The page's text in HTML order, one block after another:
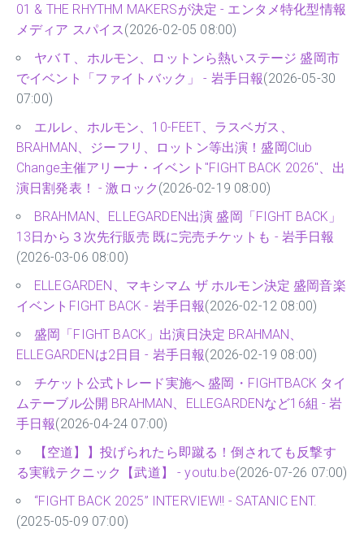
01 & THE RHYTHM MAKERSが決定 - エンタメ特化型情報
メディア スパイス(2026-02-05 08:00)
ヤバＴ、ホルモン、ロットンら熱いステージ 盛岡市
でイベント「ファイトバック」 - 岩手日報(2026-05-30
07:00)
エルレ、ホルモン、10-FEET、ラスベガス、
BRAHMAN、ジーフリ、ロットン等出演！盛岡Club
Change主催アリーナ・イベント"FIGHT BACK 2026"、出
演日割発表！ - 激ロック (2026-02-19 08:00)
BRAHMAN、ELLEGARDEN出演 盛岡「FIGHT BACK」
13日から３次先行販売 既に完売チケットも - 岩手日報
(2026-03-06 08:00)
ELLEGARDEN、マキシマム ザ ホルモン決定 盛岡音楽
イベントFIGHT BACK - 岩手日報(2026-02-12 08:00)
盛岡「FIGHT BACK」出演日決定 BRAHMAN、
ELLEGARDENは2日目 - 岩手日報(2026-02-19 08:00)
チケット公式トレード実施へ 盛岡・FIGHTBACK タイ
ムテーブル公開 BRAHMAN、ELLEGARDENなど16組 - 岩
手日報(2026-04-24 07:00)
【空道】】投げられたら即蹴る！倒されても反撃す
る実戦テクニック【武道】 - youtu.be(2026-07-26 07:00)
“FIGHT BACK 2025” INTERVIEW!! - SATANIC ENT.
(2025-05-09 07:00)